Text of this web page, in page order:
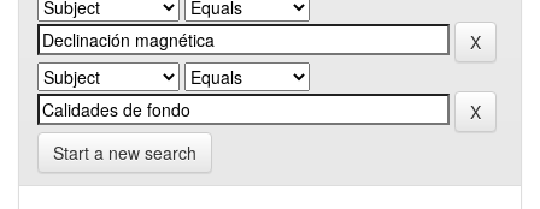
Start a new search